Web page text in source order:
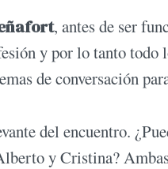
, antes de ser
y por lo tanto
de conversación
del encuentro.
y Cristina?